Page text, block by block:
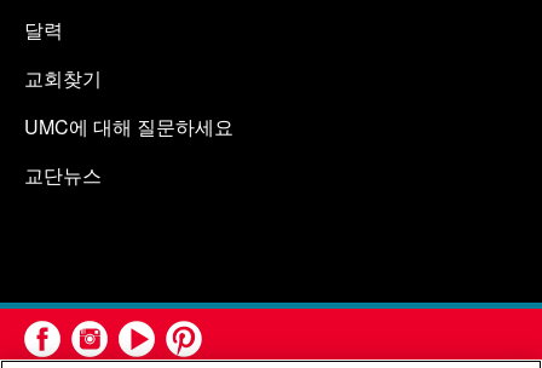
달력
교회찾기
UMC에 대해 질문하세요
교단뉴스